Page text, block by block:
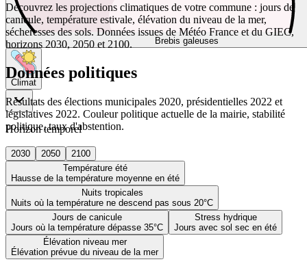
Brebis galeuses
Climat
Horizon temporel
2030 2050
2100
Température été
Hausse de la température moyenne en été
Nuits tropicales
Nuits où la température ne descend pas sous 20°C
Jours de canicule
Jours où la température dépasse 35°C
Stress hydrique
Jours avec sol sec en été
Élévation niveau mer
Élévation prévue du niveau de la mer
Découvrez les projections climatiques de votre commune : jours de
canicule, température estivale, élévation du niveau de la mer,
sécheresses des sols. Données issues de Météo France et du GIEC,
horizons 2030, 2050 et 2100.
Données politiques
Résultats des élections municipales 2020, présidentielles 2022 et
législatives 2022. Couleur politique actuelle de la mairie, stabilité
politique, taux d'abstention.